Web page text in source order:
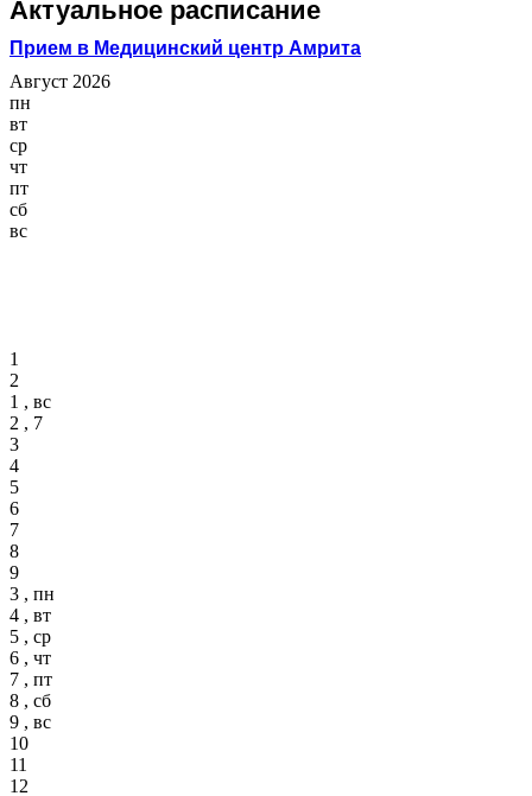
Актуальное расписание
Прием в Медицинский центр Амрита
Август 2026
пн
вт
ср
чт
пт
сб
вс
1
2
1 , вс
2 , 7
3
4
5
6
7
8
9
3 , пн
4 , вт
5 , ср
6 , чт
7 , пт
8 , сб
9 , вс
10
11
12